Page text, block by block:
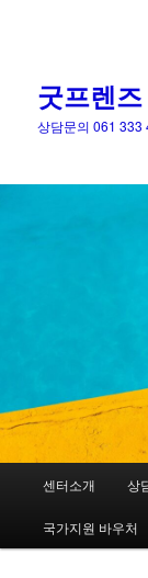
굿프렌
상담문의 061 333
뉴
첫
번
두
번
센터소개 상
국가지원 바우처